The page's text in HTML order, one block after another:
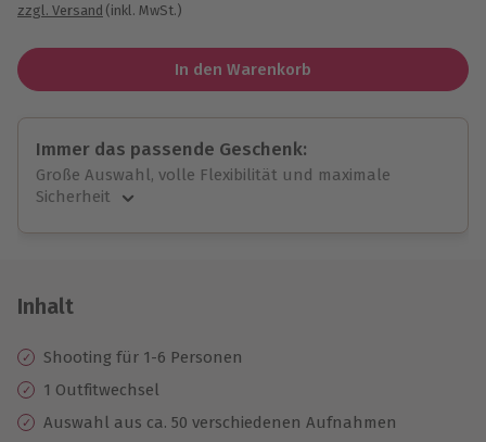
zzgl. Versand (inkl. MwSt.)
In den Warenkorb
Immer das passende Geschenk:
Große Auswahl, volle Flexibilität und maximale
Sicherheit
Jeder Gutschein für alle Erlebnisse einlösbar.
10 Jahre gültig & verlängerbar.
Inhalt
Shooting für 1-6 Personen
1 Outfitwechsel
Auswahl aus ca. 50 verschiedenen Aufnahmen